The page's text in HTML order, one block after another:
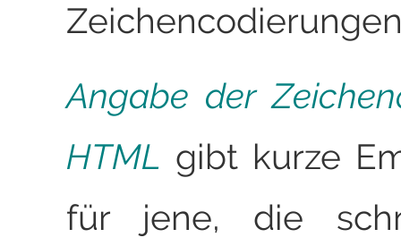
Angabe der
HTML gibt kurze
für jene, die